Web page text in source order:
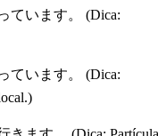
ています。 (Dica:
ています。 (Dica: